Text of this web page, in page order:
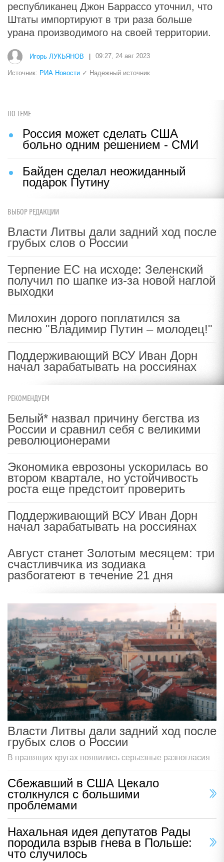
республиканец Джон Баррассо уточнил, что
Штаты импортируют в три раза больше
урана производимого на своей территории.
Игорь ЛУКЬЯНОВ 09:27, 24 авг 2023
Источник: РИА Новости ✓ Надежный источник
ПО ТЕМЕ
Россия может сделать США
больно одним решением - СМИ
Байден сделал неожиданный
подарок Путину
ВЫБОР РЕДАКЦИИ
Власти Литвы дали задний ход после
грубых слов о России
Терпение ЕС на исходе: Зеленский
получил по шапке из-за новой наглой
выходки
Милохин дорого поплатился за
песню "Владимир Путин – молодец!"
Поддерживающий ВСУ Иван Дорн
начал зарабатывать на россиянах
РЕКОМЕНДУЕМ
Белый* назвал причину бегства из
России и сравнил себя с великими
революционерами
Экономика еврозоны ускорилась во
втором квартале, но устойчивость
роста еще предстоит проверить
Поддерживающий ВСУ Иван Дорн
начал зарабатывать на россиянах
Август станет Золотым месяцем: три
счастливчика из зодиака
разбогатеют в течение 21 дня
Власти Литвы дали задний ход после
грубых слов о России
В правящих кругах появились серьезные разногласия
Сбежавший в США Цекало
столкнулся с большими
проблемами
Нахальная идея депутатов Рады
породила взрыв гнева в Польше:
что случилось